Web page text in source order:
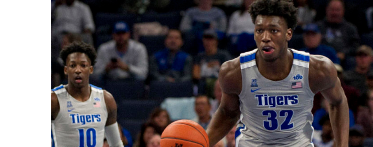
BASKET TORINO BENEDETTO XIV CENTO
BERGAMO BASKET 2014
PALLACANESTRO 2.015 ,FORTITUDO BOLOGNA,
NEW BASKET BRINDISI
PISTOIA BASKET
ROSETO
SCALIGERA
BASKET VERONA
SCANDONE AVELLINO , SERIE
A2
URANIA MILANO,VUELLE PESARO
Serie A2, le protagoniste
della stagione 2025-26
BASKET NEWS,ULTIMISSIME
Alla Roig Arena di
Valencia arriva «The
Eye»
14/07/2025